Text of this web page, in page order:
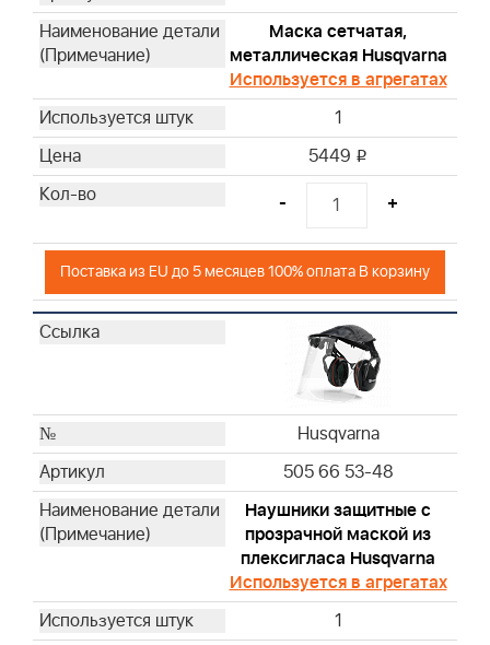
Briggs & Stratton
Briggs & Stratton
Briggs & Stratton
Briggs & Stratton
Маска сетчатая,
металлическая Husqvarna
Используется в агрегатах
1
5449 i
- +
Поставка из EU до 5 месяцев 100% оплата В корзину
Husqvarna
505 66 53-48
Hаушники защитные с
прозрачной маской из
плексигласа Husqvarna
Используется в агрегатах
1